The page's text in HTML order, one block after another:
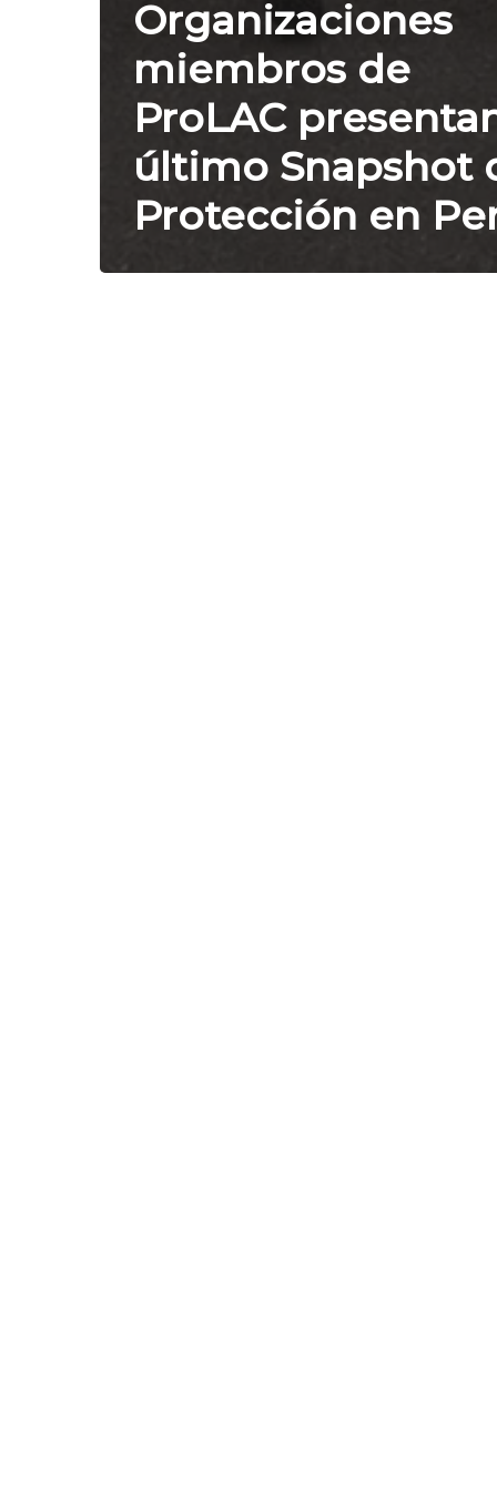
Organizaciones
miembros de
ProLAC
último Snapshot
Protección en